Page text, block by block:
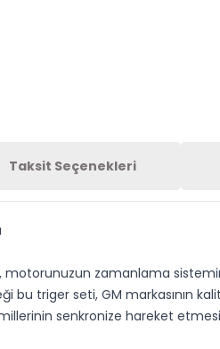
Taksit Seçenekleri
motorunuzun zamanlama
triger seti, GM markasının
senkronize hareket